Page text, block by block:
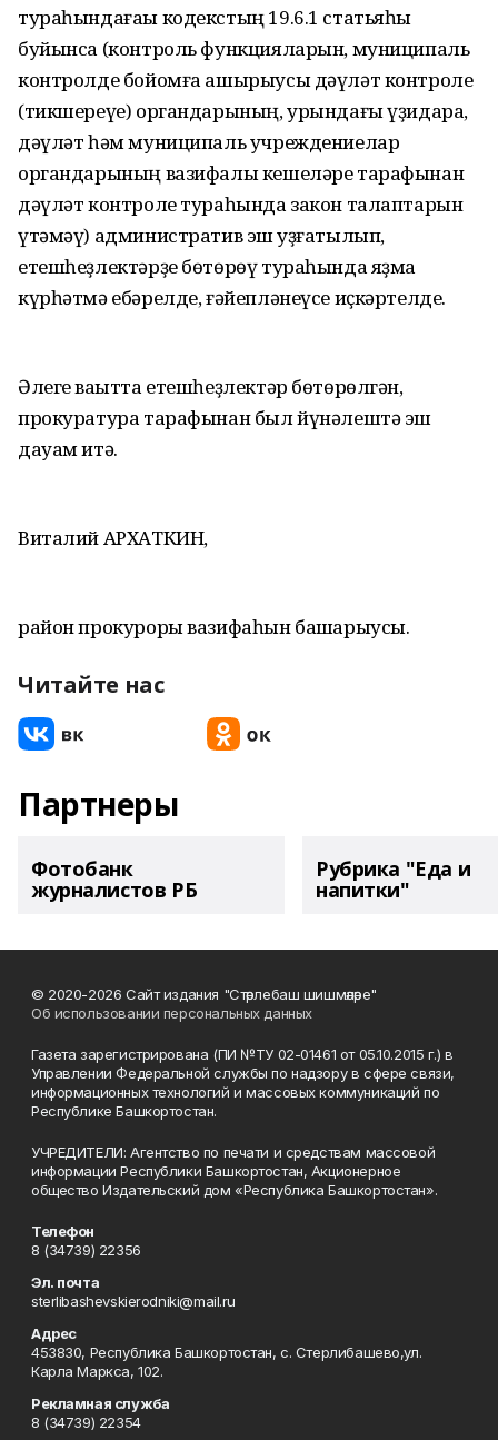
тураһындағаы кодекстың 19.6.1 статьяһы
буйынса (контроль функцияларын, муниципаль
контролде бойомға ашырыусы дәүләт контроле
(тикшереүе) органдарының, урындағы үҙидара,
дәүләт һәм муниципаль учреждениелар
органдарының вазифалы кешеләре тарафынан
дәүләт контроле тураһында закон талаптарын
үтәмәү) административ эш ҡуҙғатылып,
етешһеҙлектәрҙе бөтөрөү тураһында яҙма
күрһәтмә ебәрелде, ғәйепләнеүсе иҫкәртелде.
Әлеге ваҡытта етешһеҙлектәр бөтөрөлгән,
прокуратура тарафынан был йүнәлештә эш
дауам итә.
Виталий АРХАТКИН,
район прокуроры вазифаһын башҡарыусы.
Читайте нас
Партнеры
Фотобанк
журналистов РБ
Рубрика "Еда и
напитки"
© 2020-2026 Сайт издания "Стәрлебаш шишмәләре"
Об использовании персональных данных
Газета зарегистрирована (ПИ №ТУ 02-01461 от 05.10.2015 г.) в
Управлении Федеральной службы по надзору в сфере связи,
информационных технологий и массовых коммуникаций по
Республике Башкортостан.
УЧРЕДИТЕЛИ: Агентство по печати и средствам массовой
информации Республики Башкортостан, Акционерное
общество Издательский дом «Республика Башкортостан».
Телефон
8 (34739) 22356
Эл. почта
sterlibashevskierodniki@mail.ru
Адрес
453830, Республика Башкортостан, c. Стерлибашево,ул.
Карла Маркса, 102.
Рекламная служба
8 (34739) 22354